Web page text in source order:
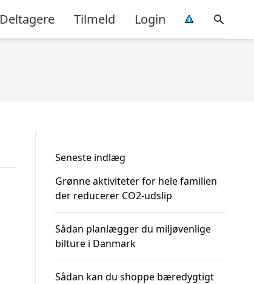
Deltagere Tilmeld Login
Seneste indlæg
Grønne aktiviteter for hele familien
der reducerer CO2-udslip
Sådan planlægger du miljøvenlige
bilture i Danmark
Sådan kan du shoppe bæredygtigt